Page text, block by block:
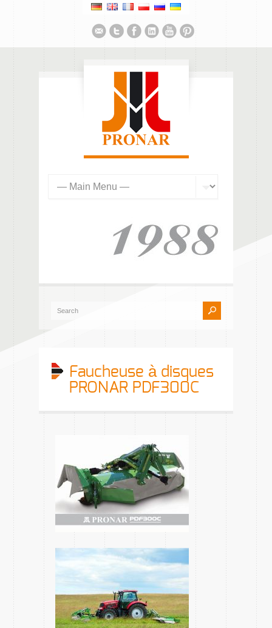
Faucheuse à disques
PRONAR PDF300C